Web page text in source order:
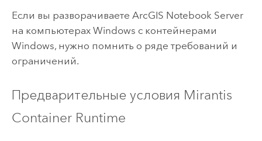
Если вы разворачиваете ArcGIS Notebook Server
на компьютерах Windows с контейнерами
Windows, нужно помнить о ряде требований и
ограничений.
Предварительные условия Mirantis
Container Runtime